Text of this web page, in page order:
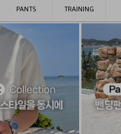
PANTS TRAINING